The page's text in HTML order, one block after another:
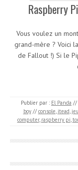
Raspberry
Vous voulez un
grand-mère ? Voici
de Fallout !) Si le
Publier par : El Panda //
boy // console itead
computer, raspberry pi